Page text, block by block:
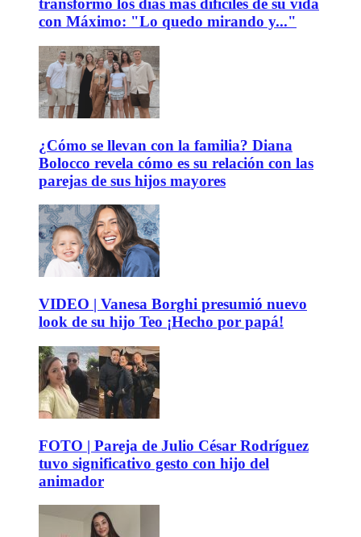
transformó los días más difíciles de su vida
con Máximo: "Lo quedo mirando y..."
¿Cómo se llevan con la familia? Diana
Bolocco revela cómo es su relación con las
parejas de sus hijos mayores
VIDEO | Vanesa Borghi presumió nuevo
look de su hijo Teo ¡Hecho por papá!
FOTO | Pareja de Julio César Rodríguez
tuvo significativo gesto con hijo del
animador